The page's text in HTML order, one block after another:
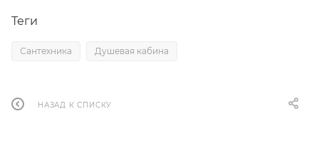
Теги
Сантехника Душевая кабина
НАЗАД К СПИСКУ